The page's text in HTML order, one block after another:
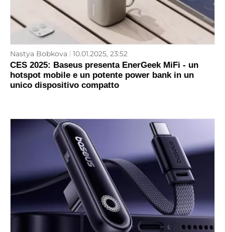
Nastya Bobkova 10.01.2025, 23:52
CES 2025: Baseus presenta EnerGeek MiFi - un
hotspot mobile e un potente power bank in un
unico dispositivo compatto